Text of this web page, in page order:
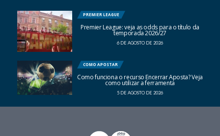
PREMIER LEAGUE
Premier League: veja as odds para o título da
temporada 2026/27
6 DE AGOSTO DE 2026
COMO APOSTAR
Como funciona o recurso Encerrar Aposta? Veja
como utilizar a ferramenta
5 DE AGOSTO DE 2026